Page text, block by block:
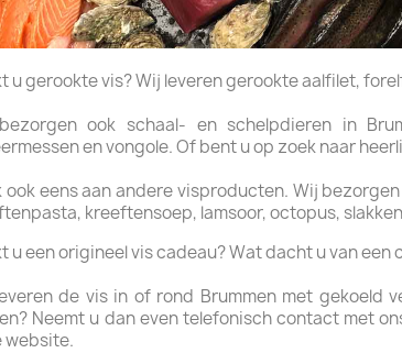
u gerookte vis? Wij leveren gerookte aalfilet,
ook schaal- en schelpdieren in
en vongole. Of bent u op zoek naar
ook eens aan andere visproducten. Wij
kreeftensoep, lamsoor, octopus,
u een origineel vis cadeau? Wat dacht u van
de vis in of rond Brummen met gekoeld
Neemt u dan even telefonisch contact met
website.